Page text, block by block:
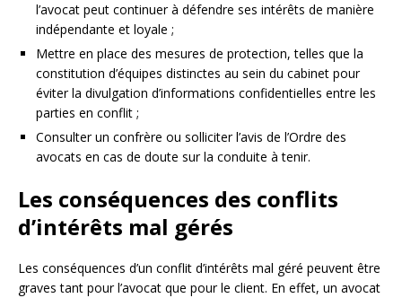
l’avocat peut continuer à défendre ses intérêts de manière
indépendante et loyale ;
Mettre en place des mesures de protection, telles que la
constitution d’équipes distinctes au sein du cabinet pour
éviter la divulgation d’informations confidentielles entre les
parties en conflit ;
Consulter un confrère ou solliciter l’avis de l’Ordre des
avocats en cas de doute sur la conduite à tenir.
Les conséquences des conflits
d’intérêts mal gérés
Les conséquences d’un conflit d’intérêts mal géré peuvent être
graves tant pour l’avocat que pour le client. En effet, un avocat